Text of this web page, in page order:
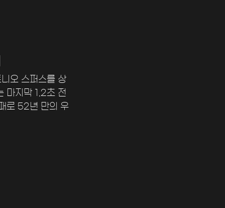
오 스퍼스를 상
마지막 1.2초 전
로 52년 만의 우